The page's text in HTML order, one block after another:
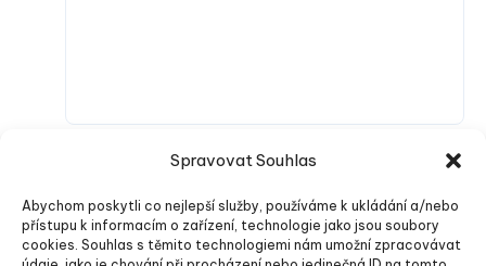
Spravovat Souhlas
Abychom poskytli co nejlepší služby, používáme k ukládání a/nebo
přístupu k informacím o zařízení, technologie jako jsou soubory
cookies. Souhlas s těmito technologiemi nám umožní zpracovávat